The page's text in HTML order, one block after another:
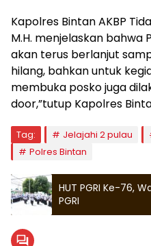
Kapolres Bintan AKBP
M.H. menjelaskan bahwa
akan terus berlanjut
hilang, bahkan untuk
membuka posko juga
door,”tutup Kapolres
Tag: Jelajahi 2 pulau
Polres Bintan
HUT PGRI Ke-76,
PGRI